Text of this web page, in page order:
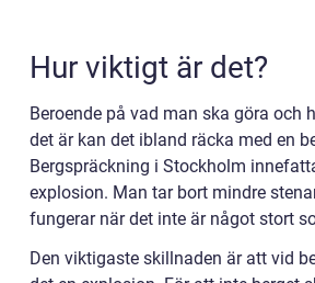
Hur viktigt är det?
Beroende på vad man ska göra och
det är kan det ibland räcka med en
Bergspräckning i Stockholm
explosion. Man tar bort mindre
fungerar när det inte är något stort
Den viktigaste skillnaden är att vid